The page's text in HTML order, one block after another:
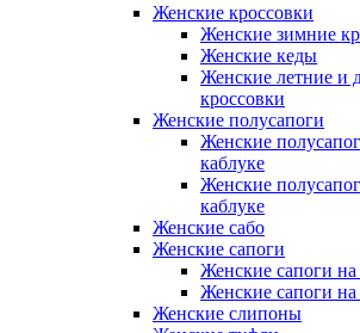
Женские кроссовки
Женские зимние
Женские кеды
Женские летние и
кроссовки
Женские полусапоги
Женские
каблуке
Женские
каблуке
Женские сабо
Женские сапоги
Женские сапоги
Женские сапоги
Женские слипоны